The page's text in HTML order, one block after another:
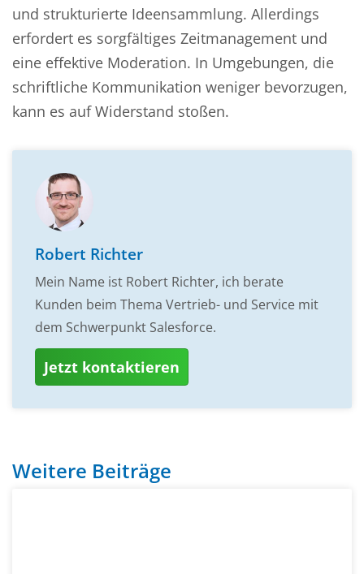
und strukturierte Ideensammlung. Allerdings
erfordert es sorgfältiges Zeitmanagement und
eine effektive Moderation. In Umgebungen, die
schriftliche Kommunikation weniger bevorzugen,
kann es auf Widerstand stoßen.
Robert Richter
Mein Name ist Robert Richter, ich berate
Kunden beim Thema Vertrieb- und Service mit
dem Schwerpunkt Salesforce.
Jetzt kontaktieren
Weitere Beiträge